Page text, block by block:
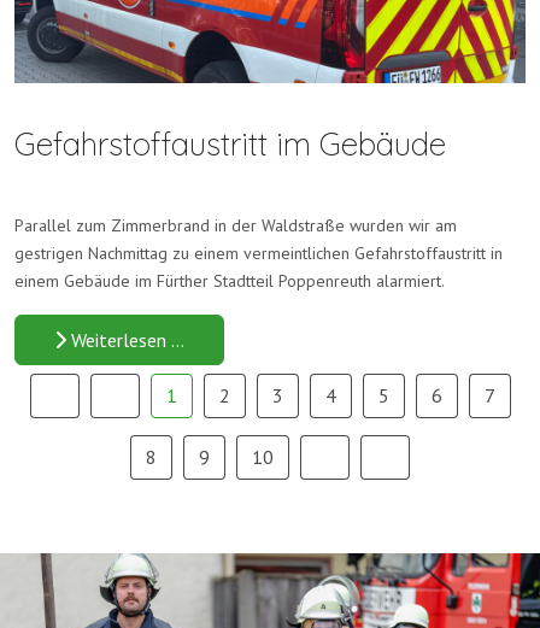
Gefahrstoffaustritt im Gebäude
Parallel zum Zimmerbrand in der Waldstraße wurden wir am
gestrigen Nachmittag zu einem vermeintlichen Gefahrstoffaustritt in
einem Gebäude im Fürther Stadtteil Poppenreuth alarmiert.
Weiterlesen …
1 2 3 4 5 6 7
8 9 10